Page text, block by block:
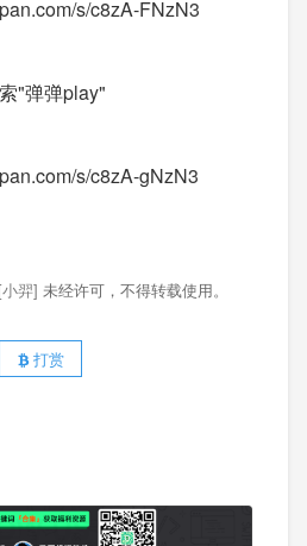
s/c8zA-FNzN3
"弹弹play"
s/c8zA-gNzN3
[小羿] 未经许可，不得转载使用。
打赏